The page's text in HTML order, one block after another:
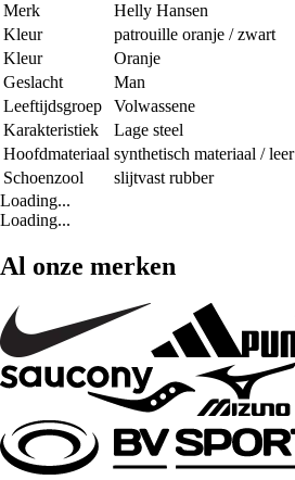
Merk
Helly Hansen
Kleur
patrouille oranje / zwart
Kleur
Oranje
Geslacht
Man
Leeftijdsgroep
Volwassene
Karakteristiek
Lage steel
Hoofdmateriaal synthetisch materiaal / leer
Schoenzool
slijtvast rubber
Loading...
Loading...
Al onze merken